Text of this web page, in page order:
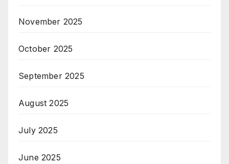
November 2025
October 2025
September 2025
August 2025
July 2025
June 2025